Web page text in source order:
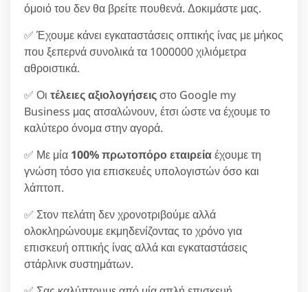
όμοιό του δεν θα βρείτε πουθενά. Δοκιμάστε μας.
✅ Έχουμε κάνει εγκαταστάσεις οπτικής ίνας με μήκος
που ξεπερνά συνολικά τα 1000000 χιλιόμετρα
αθροιστικά.
✅ Οι τέλειες αξιολογήσειςστο Google my
Business μας ατσαλώνουν, έτσι ώστε να έχουμε το
καλύτερο όνομα στην αγορά.
✅ Με μία 100% πρωτοπόρο εταιρείαέχουμε τη
γνώση τόσο για επισκευές υπολογιστών όσο και
λάπτοπ.
✅ Στον πελάτη δεν χρονοτριβούμε αλλά
ολοκληρώνουμε εκμηδενίζοντας το χρόνο για
επισκευή οπτικής ίνας αλλά και εγκαταστάσεις
στάρλινκ συστημάτων.